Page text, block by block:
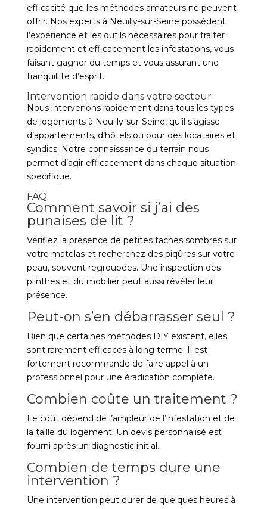
efficacité que les méthodes amateurs ne peuvent
offrir. Nos experts à Neuilly-sur-Seine possèdent
l’expérience et les outils nécessaires pour traiter
rapidement et efficacement les infestations, vous
faisant gagner du temps et vous assurant une
tranquillité d’esprit.
Intervention rapide dans votre secteur
Nous intervenons rapidement dans tous les types
de logements à Neuilly-sur-Seine, qu’il s’agisse
d’appartements, d’hôtels ou pour des locataires et
syndics. Notre connaissance du terrain nous
permet d’agir efficacement dans chaque situation
spécifique.
FAQ
Comment savoir si j’ai des
punaises de lit ?
Vérifiez la présence de petites taches sombres sur
votre matelas et recherchez des piqûres sur votre
peau, souvent regroupées. Une inspection des
plinthes et du mobilier peut aussi révéler leur
présence.
Peut-on s’en débarrasser seul ?
Bien que certaines méthodes DIY existent, elles
sont rarement efficaces à long terme. Il est
fortement recommandé de faire appel à un
professionnel pour une éradication complète.
Combien coûte un traitement ?
Le coût dépend de l’ampleur de l’infestation et de
la taille du logement. Un devis personnalisé est
fourni après un diagnostic initial.
Combien de temps dure une
intervention ?
Une intervention peut durer de quelques heures à